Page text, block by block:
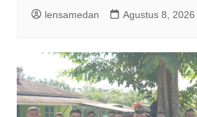
lensamedan Agustus 8, 2026